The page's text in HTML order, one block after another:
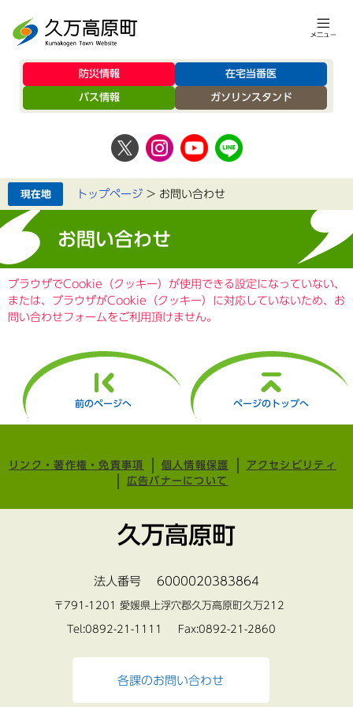
防災情報 在宅当番医
バス情報 ガソリンスタンド
トップページ > お問い合わせ
お問い合わせ
ブラウザでCookie（クッキー）が使用できる設定になっていない、
または、ブラウザがCookie（クッキー）に対応していないため、お
問い合わせフォームをご利用頂けません。
前のページへ ページのトップへ
リンク・著作権・免責事項 個人情報保護
アクセシビリティ
広告バナーについて
久万高原町
法人番号 6000020383864
〒791-1201 愛媛県上浮穴郡久万高原町久万212
Tel:0892-21-1111 Fax:0892-21-2860
各課のお問い合わせ